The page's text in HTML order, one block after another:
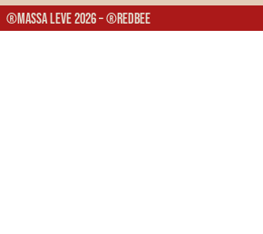
®Massa Leve 2026 – ®Redbee